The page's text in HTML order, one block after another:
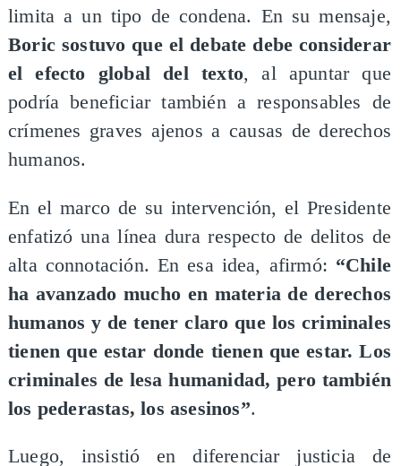
limita a un tipo de condena. En su mensaje,
Boric sostuvo que el debate debe considerar
el efecto global del texto, al apuntar que
podría beneficiar también a responsables de
crímenes graves ajenos a causas de derechos
humanos.
En el marco de su intervención, el Presidente
enfatizó una línea dura respecto de delitos de
alta connotación. En esa idea, afirmó: “Chile
ha avanzado mucho en materia de derechos
humanos y de tener claro que los criminales
tienen que estar donde tienen que estar. Los
criminales de lesa humanidad, pero también
los pederastas, los asesinos”.
Luego, insistió en diferenciar justicia de